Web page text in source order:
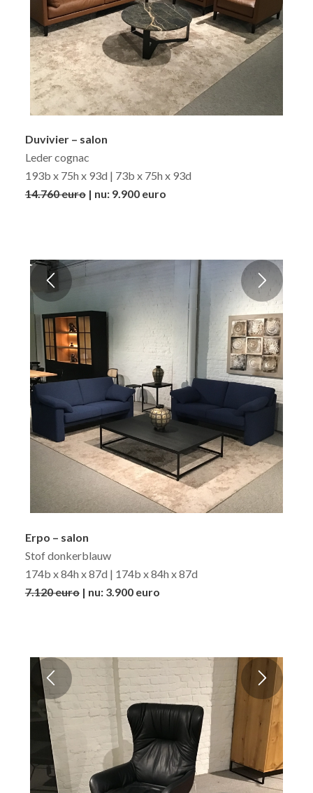
Duvivier – salon
Leder cognac
193b x 75h x 93d | 73b x 75h x 93d
14.760 euro| nu: 9.900 euro
Erpo – salon
Stof donkerblauw
174b x 84h x 87d | 174b x 84h x 87d
7.120 euro| nu: 3.900 euro